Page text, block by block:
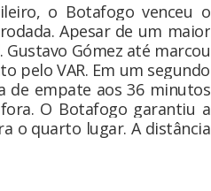
o Botafogo venceu o
Apesar de um maior
Gómez até marcou
pelo VAR. Em um segundo
de empate aos 36 minutos
O Botafogo garantiu a
o quarto lugar. A distância